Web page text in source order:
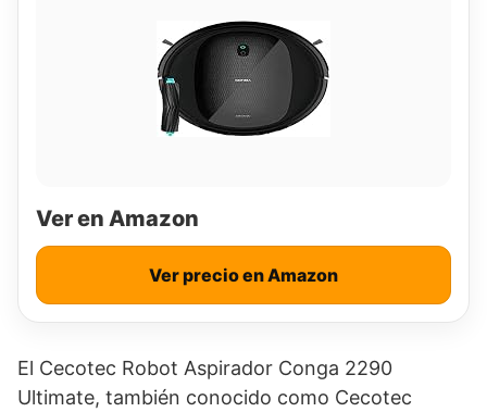
Ver en Amazon
Ver precio en Amazon
El Cecotec Robot Aspirador Conga 2290
Ultimate, también conocido como Cecotec